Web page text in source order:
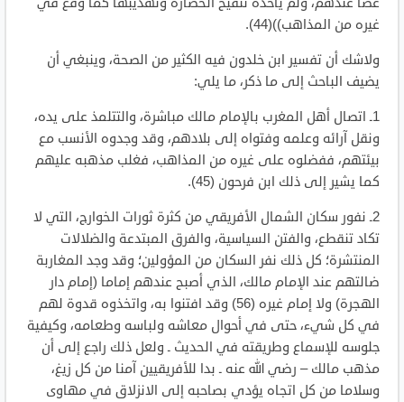
غيره من المذاهب))(44).
ولاشك أن تفسير ابن خلدون فيه الكثير من الصحة، وينبغي أن
يضيف الباحث إلى ما ذكر، ما يلي:
1ـ اتصال أهل المغرب بالإمام مالك مباشرة، والتتلمذ على يده،
ونقل آرائه وعلمه وفتواه إلى بلادهم، وقد وجدوه الأنسب مع
بيئتهم، ففضلوه على غيره من المذاهب، فغلب مذهبه عليهم
كما يشير إلى ذلك ابن فرحون (45).
2ـ نفور سكان الشمال الأفريقي من كثرة ثورات الخوارج، التي لا
تكاد تنقطع، والفتن السياسية، والفرق المبتدعة والضلالات
المنتشرة؛ كل ذلك نفر السكان من المؤولين؛ وقد وجد المغاربة
ضالتهم عند الإمام مالك، الذي أصبح عندهم إماما (إمام دار
الهجرة) ولا إمام غيره (56) وقد افتنوا به، واتخذوه قدوة لهم
في كل شيء، حتى في أحوال معاشه ولباسه وطعامه، وكيفية
جلوسه للإسماع وطريقته في الحديث ـ ولعل ذلك راجع إلى أن
مذهب مالك – رضي الله عنه ـ بدا للأفريقيين آمنا من كل زيغ،
وسلاما من كل اتجاه يؤدي بصاحبه إلى الانزلاق في مهاوى